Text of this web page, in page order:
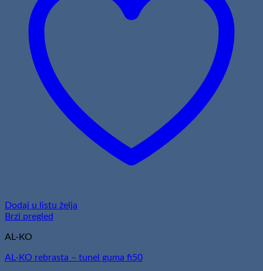
Dodaj u listu želja
Brzi pregled
AL-KO
AL-KO rebrasta – tunel guma fi50